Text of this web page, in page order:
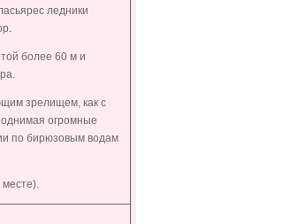
ледники
более 60 м и
зрелищем, как с
огромные
по бирюзовым водам
месте).